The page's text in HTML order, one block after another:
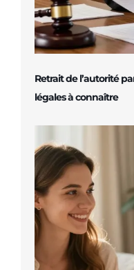
Retrait de l’autorité
légales à connaître